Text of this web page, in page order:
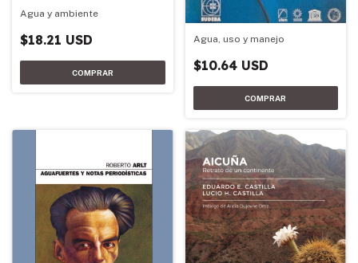
Agua y ambiente
$18.21 USD Agua, uso y manejo
$10.64 USD